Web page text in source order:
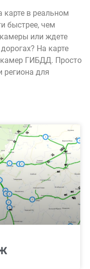
в реальном
быстрее, чем
камеры или ждете
На карте
камер ГИБДД. Просто
региона для